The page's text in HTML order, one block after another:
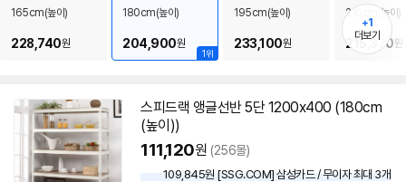
펼
치
기
165cm(높이)
228,740원
1위
180cm(높이)
204,900원
195cm(높이)
233,100원
210cm(높이)
215,370원
+1
더보기
스피드랙 앵글선반5단1200x400 (180cm
(높이))
111,120원 (256몰)
109,845원 [SSG.COM] 삼성카드 / 무이자 최대 3개